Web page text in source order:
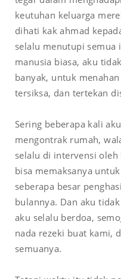
keutuhan keluarga
dihati kak ahmad
selalu menutupi semua
manusia biasa, aku
banyak, untuk
tersiksa, dan tertekan
Sering beberapa kali
mengontrak rumah,
selalu di intervensi
bisa memaksanya
seberapa besar
bulannya. Dan aku
aku selalu berdoa,
nada rezeki buat kami,
semuanya.